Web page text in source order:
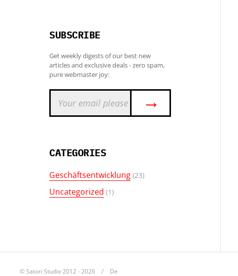
SUBSCRIBE
Get weekly digests of our best new
articles and exclusive deals - zero spam,
pure webmaster joy:
→
CATEGORIES
Geschäftsentwicklung (23)
Uncategorized (1)
© Satori Studio 2012 - 2026 De